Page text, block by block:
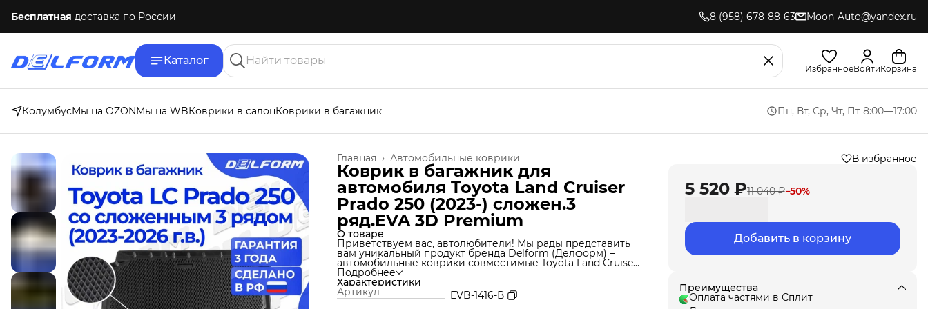
Бесплатная доставка по России 8 (958) 678-88-63 Moon-Auto@yandex.ru
Каталог
ИзбранноеВойтиКорзина
КолумбусМы на OZONМы на WBКоврики в салонКоврики в багажник Пн, Вт, Ср, Чт, Пт 8:00—17:00
Автомобильные коврики
Главная ›
Коврик в багажник для
автомобиля Toyota Land Cruiser
Prado 250 (2023-) сложен.3
ряд.EVA 3D Premium
О товаре
Приветствуем вас, автолюбители! Мы рады представить
вам уникальный продукт бренда Delform (Делформ) –
автомобильные коврики совместимые Toyota Land Cruiser
Prado 250. Мы используем уникальную технологию
производства, которая позволяет нам создавать коврики
из материала термоэластопласт (ТЭП), который идеально
подходит под Ваш автомобиль и обеспечивает надежную
Подробнее
Характеристики
Артикул
EVB-1416-В
В избранное
5 520 ₽11 040 ₽−50%
Добавить в корзину
Преимущества
Оплата частями в Сплит